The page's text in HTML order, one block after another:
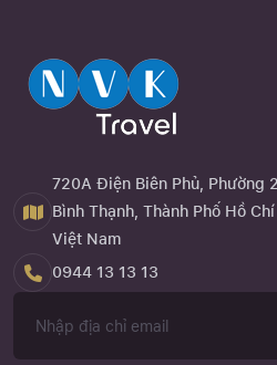
720A Điện Biên Phủ, Phường
Bình Thạnh, Thành Phố Hồ Chí
Việt Nam
0944 13 13 13